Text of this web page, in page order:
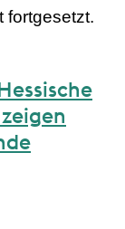
fortgesetzt.